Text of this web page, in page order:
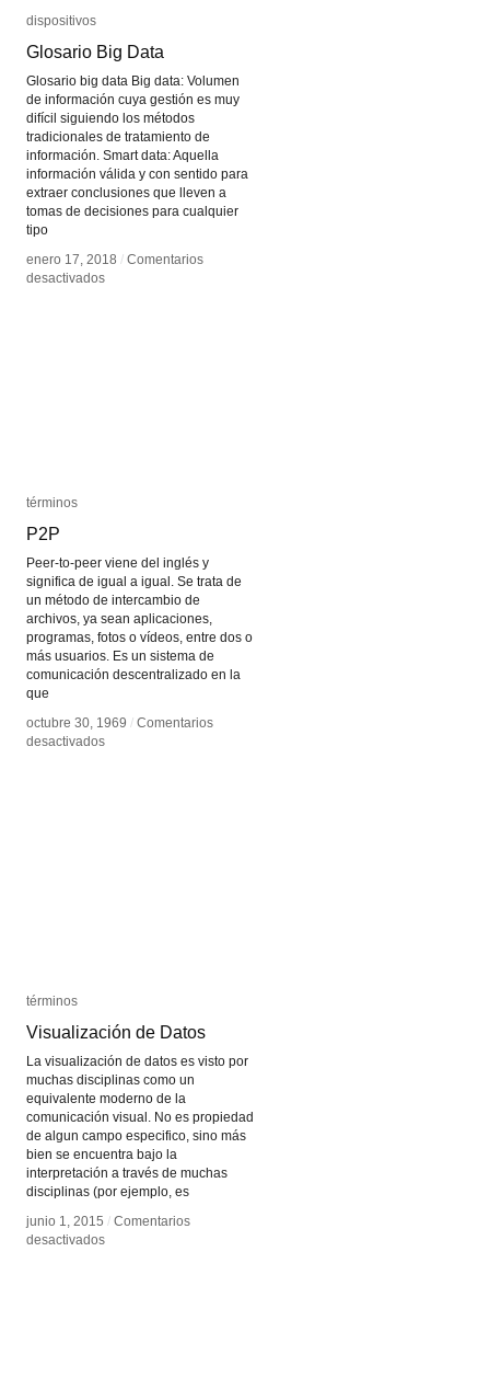
dispositivos
Glosario Big Data
Glosario big data Big data: Volumen
de información cuya gestión es muy
difícil siguiendo los métodos
tradicionales de tratamiento de
información. Smart data: Aquella
información válida y con sentido para
extraer conclusiones que lleven a
tomas de decisiones para cualquier
tipo
enero 17, 2018 / Comentarios
desactivadosen
dispositivos
Glosario Big Data
enero 17, 2018 / Comentarios
desactivadosen
términos
P2P
Peer-to-peer viene del inglés y
significa de igual a igual. Se trata de
un método de intercambio de
archivos, ya sean aplicaciones,
programas, fotos o vídeos, entre dos o
más usuarios. Es un sistema de
comunicación descentralizado en la
que
octubre 30, 1969 / Comentarios
desactivadosen
términos
P2P
octubre 30, 1969 / Comentarios
desactivadosen
términos
Visualización de Datos
La visualización de datos es visto por
muchas disciplinas como un
equivalente moderno de la
comunicación visual. No es propiedad
de algun campo especifico, sino más
bien se encuentra bajo la
interpretación a través de muchas
disciplinas (por ejemplo, es
junio 1, 2015 / Comentarios
desactivadosen
términos
Visualización de Datos
junio 1, 2015 / Comentarios
desactivadosen